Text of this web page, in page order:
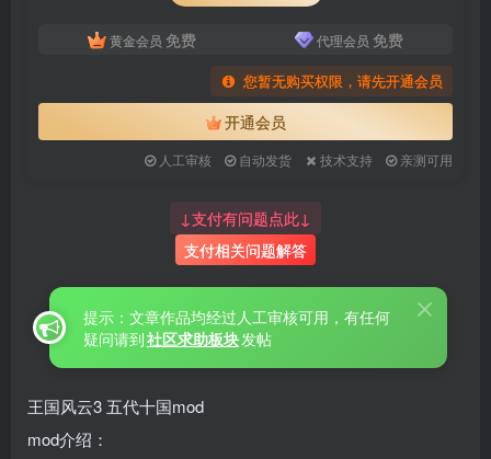
黄金会员 免费 代理会员 免费
您暂无购买权限，请先开通会员
开通会员
人工审核 自动发货 技术支持 亲测可用
↓支付有问题点此↓
支付相关问题解答
提示：文章作品均经过人工审核可用，有任何
疑问请到社区求助板块发帖
王国风云3 五代十国mod
mod介绍：